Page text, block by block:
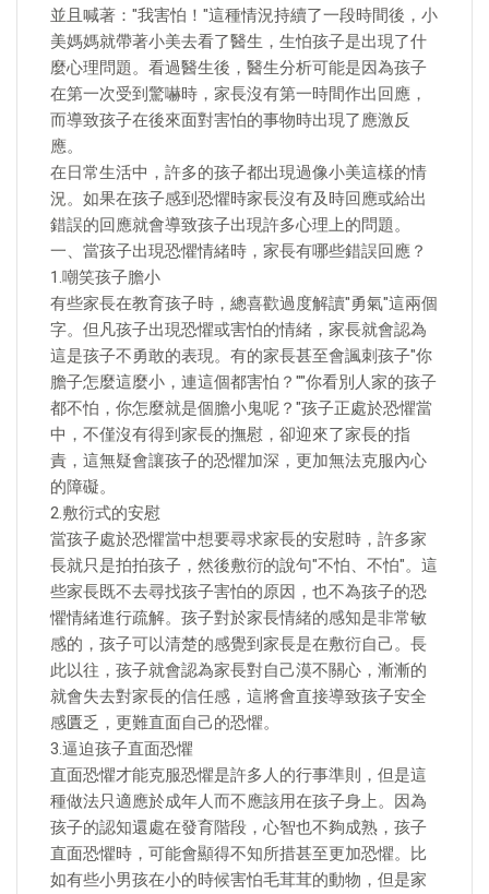
並且喊著："我害怕！"這種情況持續了一段時間後，小
美媽媽就帶著小美去看了醫生，生怕孩子是出現了什
麼心理問題。看過醫生後，醫生分析可能是因為孩子
在第一次受到驚嚇時，家長沒有第一時間作出回應，
而導致孩子在後來面對害怕的事物時出現了應激反
應。
在日常生活中，許多的孩子都出現過像小美這樣的情
況。如果在孩子感到恐懼時家長沒有及時回應或給出
錯誤的回應就會導致孩子出現許多心理上的問題。
一、當孩子出現恐懼情緒時，家長有哪些錯誤回應？
1.嘲笑孩子膽小
有些家長在教育孩子時，總喜歡過度解讀"勇氣"這兩個
字。但凡孩子出現恐懼或害怕的情緒，家長就會認為
這是孩子不勇敢的表現。有的家長甚至會諷刺孩子"你
膽子怎麼這麼小，連這個都害怕？""你看別人家的孩子
都不怕，你怎麼就是個膽小鬼呢？"孩子正處於恐懼當
中，不僅沒有得到家長的撫慰，卻迎來了家長的指
責，這無疑會讓孩子的恐懼加深，更加無法克服內心
的障礙。
2.敷衍式的安慰
當孩子處於恐懼當中想要尋求家長的安慰時，許多家
長就只是拍拍孩子，然後敷衍的說句"不怕、不怕"。這
些家長既不去尋找孩子害怕的原因，也不為孩子的恐
懼情緒進行疏解。孩子對於家長情緒的感知是非常敏
感的，孩子可以清楚的感覺到家長是在敷衍自己。長
此以往，孩子就會認為家長對自己漠不關心，漸漸的
就會失去對家長的信任感，這將會直接導致孩子安全
感匱乏，更難直面自己的恐懼。
3.逼迫孩子直面恐懼
直面恐懼才能克服恐懼是許多人的行事準則，但是這
種做法只適應於成年人而不應該用在孩子身上。因為
孩子的認知還處在發育階段，心智也不夠成熟，孩子
直面恐懼時，可能會顯得不知所措甚至更加恐懼。比
如有些小男孩在小的時候害怕毛茸茸的動物，但是家